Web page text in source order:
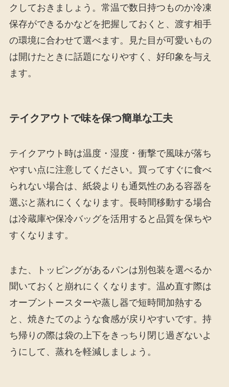
クしておきましょう。常温で数日持つものか冷凍
保存ができるかなどを把握しておくと、渡す相手
の環境に合わせて選べます。見た目が可愛いもの
は開けたときに話題になりやすく、好印象を与え
ます。
テイクアウトで味を保つ簡単な工夫
テイクアウト時は温度・湿度・衝撃で風味が落ち
やすい点に注意してください。買ってすぐに食べ
られない場合は、紙袋よりも通気性のある容器を
選ぶと蒸れにくくなります。長時間移動する場合
は冷蔵庫や保冷バッグを活用すると品質を保ちや
すくなります。
また、トッピングがあるパンは別包装を選べるか
聞いておくと崩れにくくなります。温め直す際は
オーブントースターや蒸し器で短時間加熱する
と、焼きたてのような食感が戻りやすいです。持
ち帰りの際は袋の上下をきっちり閉じ過ぎないよ
うにして、蒸れを軽減しましょう。